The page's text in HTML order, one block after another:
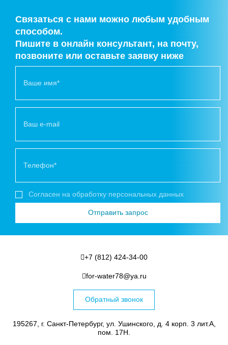
Связаться с нами можно любым удобным
способом.
Пишите в онлайн консультант, на почту,
позвоните или оставьте заявку ниже
Согласен на обработку персональных данных
+7 (812) 424-34-00
for-water78@ya.ru
Обратный звонок
195267, г. Санкт-Петербург, ул. Ушинского, д. 4 корп. 3 лит.А,
пом. 17Н.